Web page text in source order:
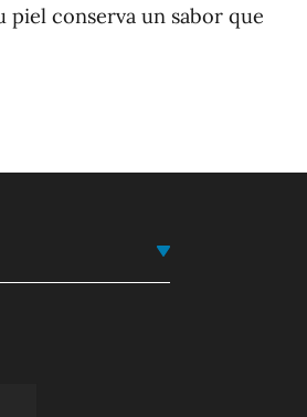
piel conserva un sabor que